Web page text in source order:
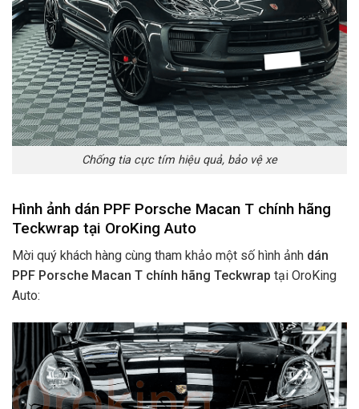
Chống tia cực tím hiệu quả, bảo vệ xe
Hình ảnh dán PPF Porsche Macan T chính hãng
Teckwrap tại OroKing Auto
Mời quý khách hàng cùng tham khảo một số hình ảnh dán
PPF Porsche Macan T chính hãng Teckwrap tại OroKing
Auto: